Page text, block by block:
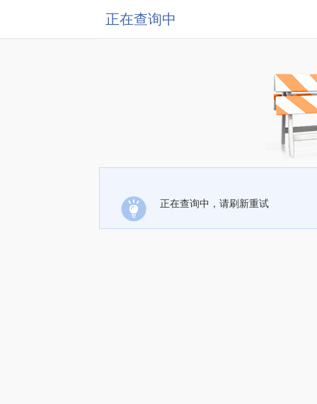
正在查询中
正在查询中，请刷新重试